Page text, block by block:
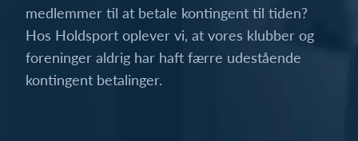
medlemmer til at betale kontingent til tiden?
Hos Holdsport oplever vi, at vores klubber og
foreninger aldrig har haft færre udestående
kontingent betalinger.